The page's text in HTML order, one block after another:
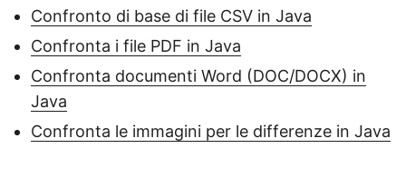
Confronto di base di file CSV in Java
Confronta i file PDF in Java
Confronta documenti Word (DOC/DOCX) in
Java
Confronta le immagini per le differenze in Java